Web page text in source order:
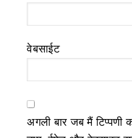
वेबसाईट
अगली बार जब मैं टिप्पणी